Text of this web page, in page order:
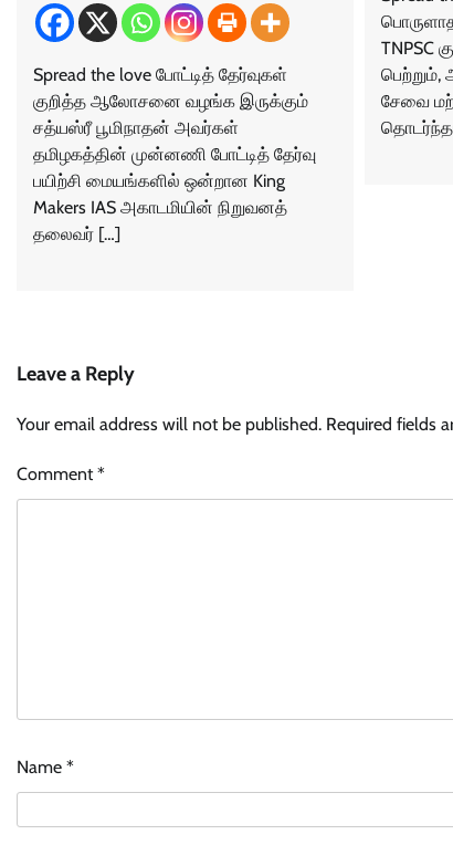
Spread the love போட்டித் தேர்வுகள்
குறித்த ஆலோசனை வழங்க இருக்கும்
சத்யஸ்ரீ பூமிநாதன் அவர்கள்
தமிழகத்தின் முன்னணி போட்டித் தேர்வு
பயிற்சி மையங்களில் ஒன்றான King
Makers IAS அகாடமியின் நிறுவனத்
தலைவர் […]
TNPSC
சேவை
Leave a Reply
Your email address will not be published. Required fields
Comment*
Name *